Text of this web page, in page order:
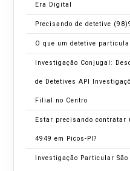
Era Digital
Precisando de detetive
O que um detetive
Investigação Conjugal:
de Detetives API
Filial no Centro
Estar precisando
4949 em Picos-PI?
Investigação Particular